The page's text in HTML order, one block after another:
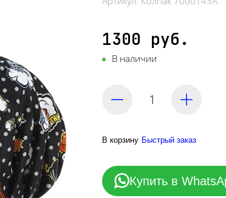
1300 руб.
В наличии
В корзину Быстрый заказ
Купить в